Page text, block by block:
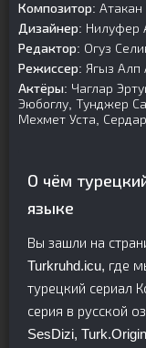
Композитор: Атакан
Дизайнер: Нилуфер
Редактор: Огуз
Режиссер: Ягыз Алп
Актёры: Чаглар
Эюбоглу, Тунджер
Мехмет Уста,
О чём
языке
Вы зашли на
Turkruhd.icu, где
турецкий сериал
серия в русской
SesDizi,